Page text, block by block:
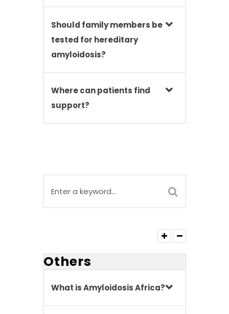
Should family members be
tested for hereditary
amyloidosis?
Where can patients find
support?
Others
What is Amyloidosis Africa?